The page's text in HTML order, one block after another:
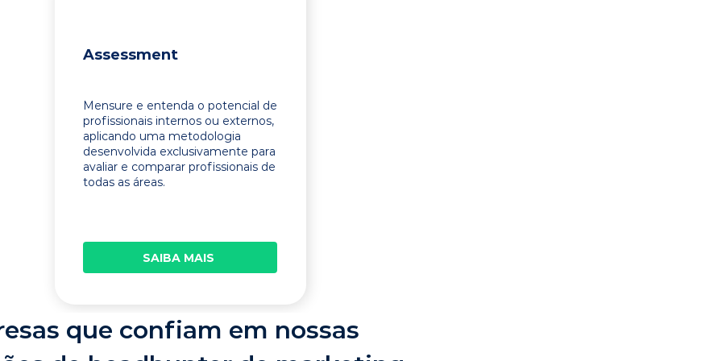
Assessment
Mensure e entenda o potencial de
profissionais internos ou externos,
aplicando uma metodologia
desenvolvida exclusivamente para
avaliar e comparar profissionais de
todas as áreas.
SAIBA MAIS
que confiam em nossas